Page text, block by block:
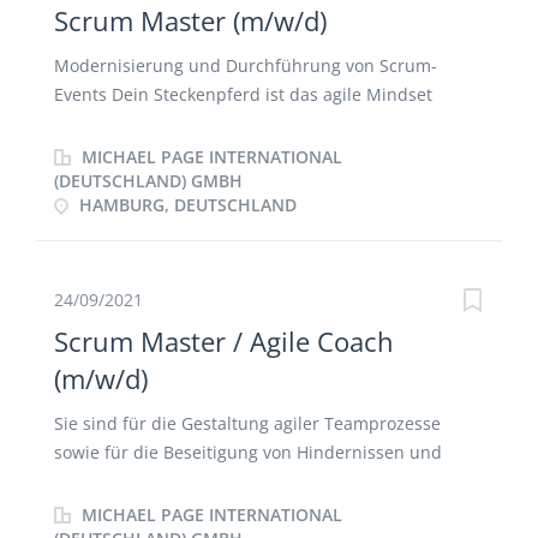
Scrum Master (m/w/d)
Modernisierung und Durchführung von Scrum-
Events Dein Steckenpferd ist das agile Mindset
Zusammenarbeit mit Product Owner (auf
Kundenseite) bezüglich der Wertoptimierung des
Produkts Wirkung als Change Agent, das Team mit
Teamumfeld zu schaffen soll Dein Ziel sein
MICHAEL PAGE INTERNATIONAL
(DEUTSCHLAND) GMBH
HAMBURG, DEUTSCHLAND
24/09/2021
Scrum Master / Agile Coach
(m/w/d)
Sie sind für die Gestaltung agiler Teamprozesse
sowie für die Beseitigung von Hindernissen und
verantwortlich. Zudem sind Sie für die Optimierung
MICHAEL PAGE INTERNATIONAL